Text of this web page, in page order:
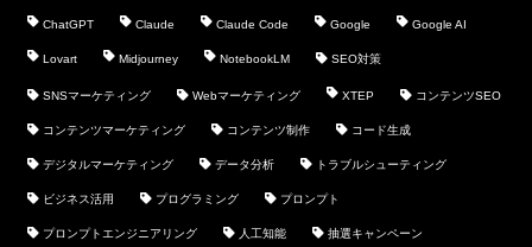
ChatGPT Claude Claude Code Google Google AI
Lovart Midjourney NotebookLM SEO対策
SNSマーケティング Webマーケティング XTEP コンテンツSEO
コンテンツマーケティング コンテンツ制作 コード生成
デジタルマーケティング データ分析 トラブルシューティング
ビジネス活用 プログラミング プロンプト
プロンプトエンジニアリング 人工知能 抽選キャンペーン